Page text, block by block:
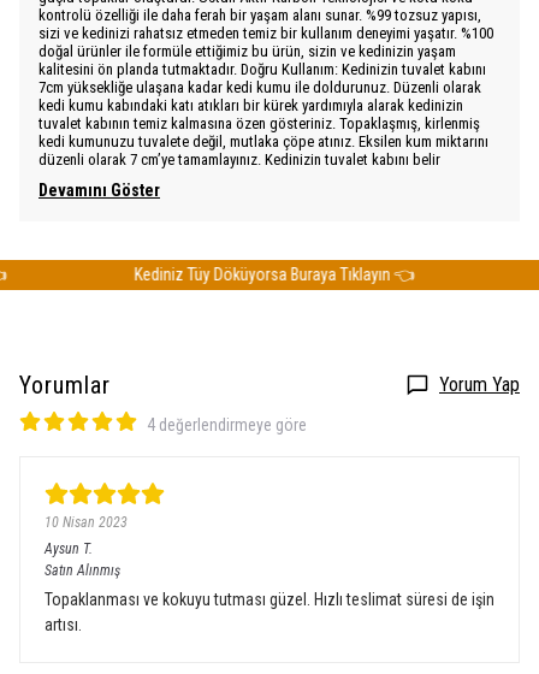
kontrolü özelliği ile daha ferah bir yaşam alanı sunar. %99 tozsuz yapısı,
sizi ve kedinizi rahatsız etmeden temiz bir kullanım deneyimi yaşatır. %100
doğal ürünler ile formüle ettiğimiz bu ürün, sizin ve kedinizin yaşam
kalitesini ön planda tutmaktadır. Doğru Kullanım: Kedinizin tuvalet kabını
7cm yüksekliğe ulaşana kadar kedi kumu ile doldurunuz. Düzenli olarak
kedi kumu kabındaki katı atıkları bir kürek yardımıyla alarak kedinizin
tuvalet kabının temiz kalmasına özen gösteriniz. Topaklaşmış, kirlenmiş
kedi kumunuzu tuvalete değil, mutlaka çöpe atınız. Eksilen kum miktarını
düzenli olarak 7 cm’ye tamamlayınız. Kedinizin tuvalet kabını belir
Devamını Göster
Kediniz Tüy Döküyorsa Buraya Tıklayın 👈
Yorumlar Yorum Yap
4 değerlendirmeye göre
10 Nisan 2023
Aysun T.
Satın Alınmış
Topaklanması ve kokuyu tutması güzel. Hızlı teslimat süresi de işin
artısı.